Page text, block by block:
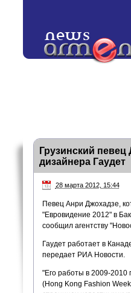
Грузинский
дизайнера Гаудет
28 марта 2012, 15:44
Певец Анри Джохадзе,
"Евровидение 2012" в
сообщил агентству
Гаудет работает в
передает РИА Новости.
"Его работы в 2009-2010
(Hong Kong Fashion